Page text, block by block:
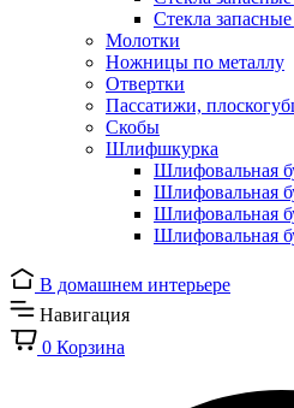
Стекла
Молотки
Ножницы по металлу
Отвертки
Пассатижи,
Скобы
Шлифшкурка
Шлифовальная
Шлифовальная
Шлифовальная
Шлифовальная
В домашнем интерьере
Навигация
0 Корзина